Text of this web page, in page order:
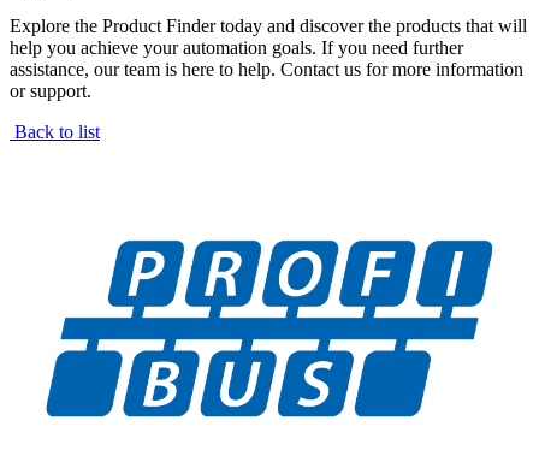
Explore the Product Finder today and discover the products that will
help you achieve your automation goals. If you need further
assistance, our team is here to help. Contact us for more information
or support.
Back to list